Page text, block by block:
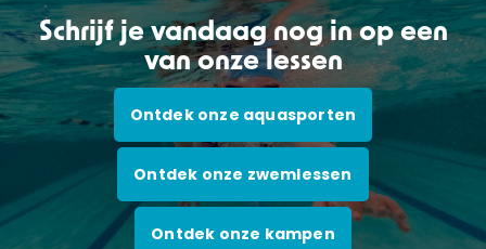
Schrijf je vandaag nog in op een
van onze lessen
Ontdek onze aquasporten
Ontdek onze zwemlessen
Ontdek onze kampen